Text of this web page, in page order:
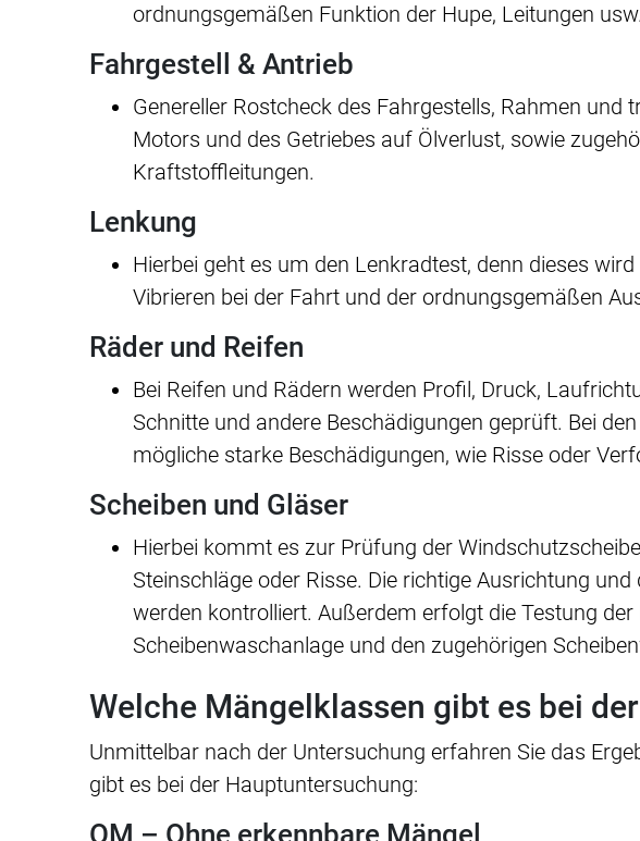
ordnungsgemäßen Funktion der Hupe, Leitungen usw.
Fahrgestell & Antrieb
Genereller Rostcheck des Fahrgestells, Rahmen und
Motors und des Getriebes auf Ölverlust, sowie
Kraftstoffleitungen.
Lenkung
Hierbei geht es um den Lenkradtest, denn dieses
Vibrieren bei der Fahrt und der ordnungsgemäßen
Räder und Reifen
Bei Reifen und Rädern werden Profil, Druck,
Schnitte und andere Beschädigungen geprüft. Bei
mögliche starke Beschädigungen, wie Risse oder
Scheiben und Gläser
Hierbei kommt es zur Prüfung der
Steinschläge oder Risse. Die richtige Ausrichtung
werden kontrolliert. Außerdem erfolgt die Testung der
Scheibenwaschanlage und den zugehörigen
Welche Mängelklassen gibt es bei
Unmittelbar nach der Untersuchung erfahren Sie das
gibt es bei der Hauptuntersuchung:
OM – Ohne erkennbare Mängel